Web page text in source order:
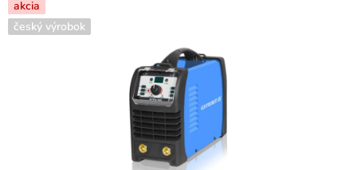
5
hviezdičiek.
akcia
český výrobok